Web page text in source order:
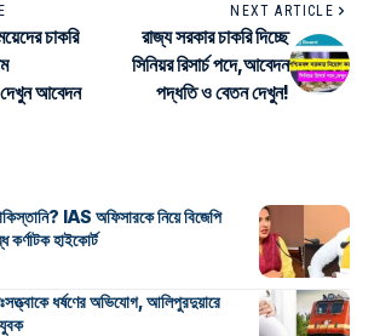
চাকরি
আবেদন
NEXT ARTICLE
রাজ্য সরকার চাকরি দিচ্ছে
সিনিয়র রিসার্চ পদে,আবেদন
পদ্ধতি ও বেতন দেখুন!
IAS অফিসারকে নিয়ে বিজেপি
কর্ণাটক হাইকোর্ট
ধর্ষণের অভিযোগ, আলিপুরদুয়ারে